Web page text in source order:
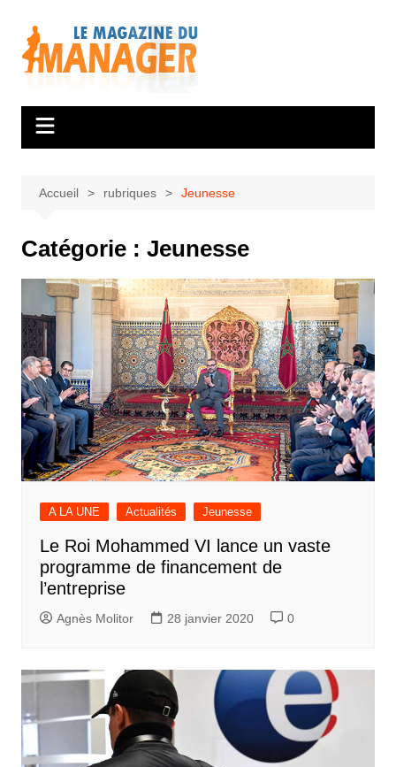
contenu
Accueil rubriques Jeunesse
Catégorie : Jeunesse
A LA UNE Actualités Jeunesse
Le Roi Mohammed VI lance un vaste
programme de financement de
l’entreprise
Agnès Molitor 28 janvier 2020 0